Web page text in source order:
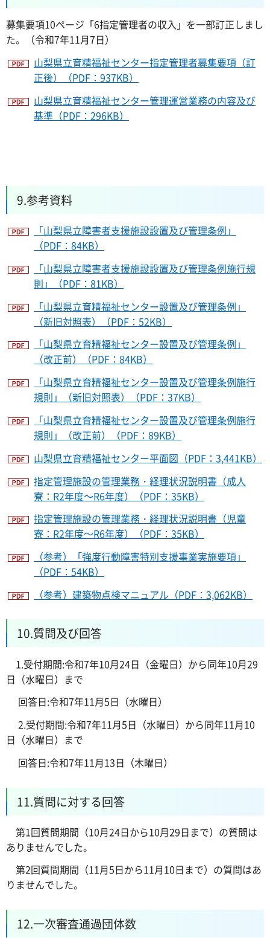
募集要項10ページ「6指定管理者の収入」を一部訂正しまし
た。（令和7年11月7日）
山梨県立育精福祉センター指定管理者募集要項（訂
正後）（PDF：937KB）
山梨県立育精福祉センター管理運営業務の内容及び
基準（PDF：296KB）
9.参考資料
「山梨県立障害者支援施設設置及び管理条例」
（PDF：84KB）
「山梨県立障害者支援施設設置及び管理条例施行規
則」（PDF：81KB）
「山梨県立育精福祉センター設置及び管理条例」
（新旧対照表）（PDF：52KB）
「山梨県立育精福祉センター設置及び管理条例」
（改正前）（PDF：84KB）
「山梨県立育精福祉センター設置及び管理条例施行
規則」（新旧対照表）（PDF：37KB）
「山梨県立育精福祉センター設置及び管理条例施行
規則」（改正前）（PDF：89KB）
山梨県立育精福祉センター平面図（PDF：3,441KB）
指定管理施設の管理業務・経理状況説明書（成人
寮：R2年度～R6年度）（PDF：35KB）
指定管理施設の管理業務・経理状況説明書（児童
寮：R2年度～R6年度）（PDF：35KB）
（参考）「強度行動障害特別支援事業実施要項」
（PDF：54KB）
（参考）建築物点検マニュアル（PDF：3,062KB）
10.質問及び回答
1.受付期間:令和7年10月24日（金曜日）から同年10月29
日（水曜日）まで
回答日:令和7年11月5日（水曜日）
2.受付期間:令和7年11月5日（水曜日）から同年11月10
日（水曜日）まで
回答日:令和7年11月13日（木曜日）
11.質問に対する回答
第1回質問期間（10月24日から10月29日まで）の質問は
ありませんでした。
第2回質問期間（11月5日から11月10日まで）の質問はあ
りませんでした。
12.一次審査通過団体数